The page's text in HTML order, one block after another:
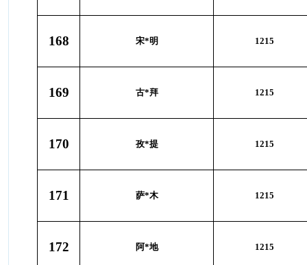
168 宋*明 1215
169 古*拜 1215
170 孜*提 1215
171 萨*木 1215
172 阿*地 1215